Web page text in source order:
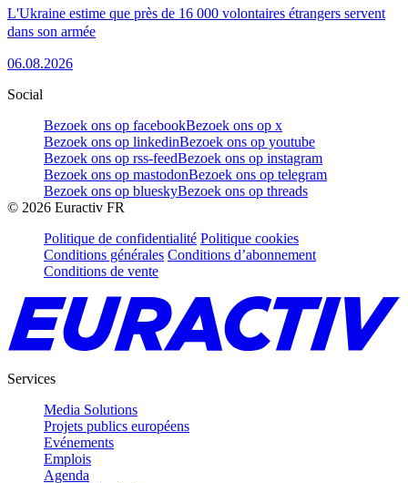
L'Ukraine estime que près de 16 000 volontaires étrangers servent
dans son armée
06.08.2026
Social
Bezoek ons op facebookBezoek ons op x
Bezoek ons op linkedinBezoek ons op youtube
Bezoek ons op rss-feedBezoek ons op instagram
Bezoek ons op mastodonBezoek ons op telegram
Bezoek ons op blueskyBezoek ons op threads
© 2026 Euractiv FR
Politique de confidentialité Politique cookies
Conditions générales Conditions d’abonnement
Conditions de vente
Services
Media Solutions
Projets publics européens
Evénements
Emplois
Agenda